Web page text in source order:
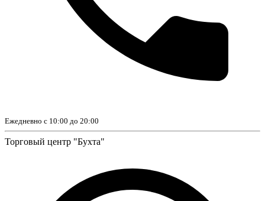
Ежедневно с 10:00 до 20:00
Торговый центр "Бухта"